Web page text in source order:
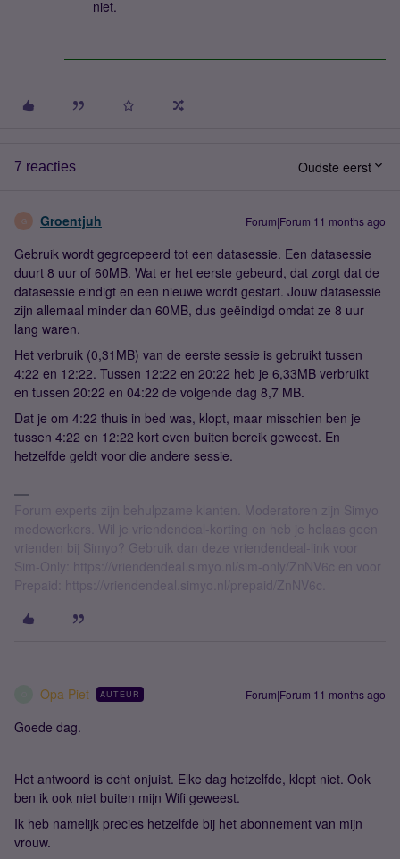
niet.
7 reacties Oudste eerst
G Groentjuh Forum|Forum|11 months ago
Gebruik wordt gegroepeerd tot een datasessie. Een datasessie
duurt 8 uur of 60MB. Wat er het eerste gebeurd, dat zorgt dat de
datasessie eindigt en een nieuwe wordt gestart. Jouw datasessie
zijn allemaal minder dan 60MB, dus geëindigd omdat ze 8 uur
lang waren.
Het verbruik (0,31MB) van de eerste sessie is gebruikt tussen
4:22 en 12:22. Tussen 12:22 en 20:22 heb je 6,33MB verbruikt
en tussen 20:22 en 04:22 de volgende dag 8,7 MB.
Dat je om 4:22 thuis in bed was, klopt, maar misschien ben je
tussen 4:22 en 12:22 kort even buiten bereik geweest. En
hetzelfde geldt voor die andere sessie.
Forum experts zijn behulpzame klanten. Moderatoren zijn Simyo
medewerkers. Wil je vriendendeal-korting en heb je helaas geen
vrienden bij Simyo? Gebruik dan deze vriendendeal-link voor
Sim-Only: https://vriendendeal.simyo.nl/sim-only/ZnNV6c en voor
Prepaid: https://vriendendeal.simyo.nl/prepaid/ZnNV6c.
Opa Piet AUTEUR Forum|Forum|11 months ago
Goede dag.
Het antwoord is echt onjuist. Elke dag hetzelfde, klopt niet. Ook
ben ik ook niet buiten mijn Wifi geweest.
Ik heb namelijk precies hetzelfde bij het abonnement van mijn
vrouw.